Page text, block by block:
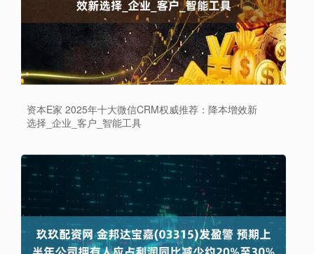
资本E家 2025年十大微信CRM权威推荐：降本增效新
选择_企业_客户_智能工具